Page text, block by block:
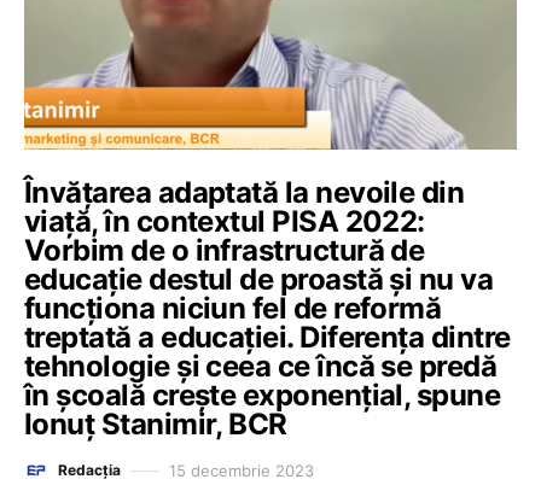
Învățarea adaptată la nevoile din
viață, în contextul PISA 2022:
Vorbim de o infrastructură de
educație destul de proastă și nu va
funcționa niciun fel de reformă
treptată a educației. Diferența dintre
tehnologie și ceea ce încă se predă
în școală crește exponențial, spune
Ionuț Stanimir, BCR
Redacția 15 decembrie 2023